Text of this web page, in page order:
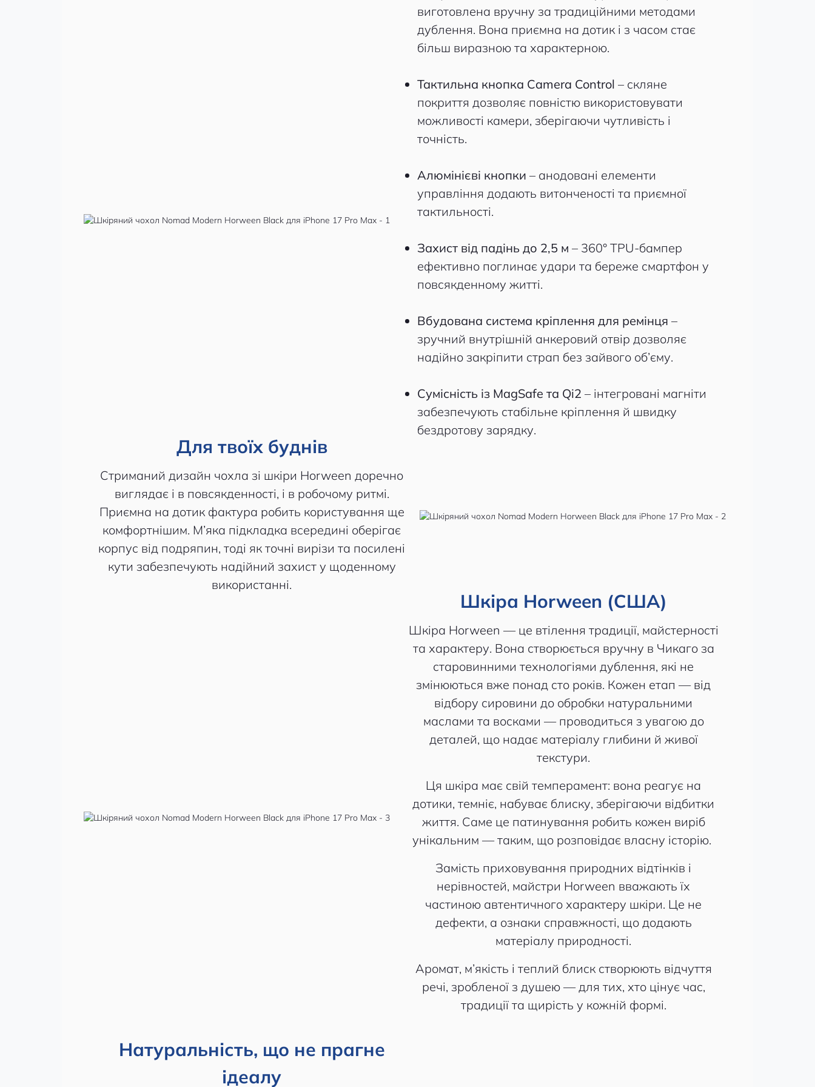
виготовлена вручну за традиційними методами
дублення. Вона приємна на дотик і з часом стає
більш виразною та характерною.
Тактильна кнопка Camera Control – скляне
покриття дозволяє повністю використовувати
можливості камери, зберігаючи чутливість і
точність.
Алюмінієві кнопки – анодовані елементи
управління додають витонченості та приємної
тактильності.
Захист від падінь до 2,5 м – 360° TPU-бампер
ефективно поглинає удари та береже смартфон у
повсякденному житті.
Вбудована система кріплення для ремінця –
зручний внутрішній анкеровий отвір дозволяє
надійно закріпити страп без зайвого об’єму.
Сумісність із MagSafe та Qi2 – інтегровані магніти
забезпечують стабільне кріплення й швидку
бездротову зарядку.
Для твоїх буднів
Стриманий дизайн чохла зі шкіри Horween доречно
виглядає і в повсякденності, і в робочому ритмі.
Приємна на дотик фактура робить користування ще
комфортнішим. М’яка підкладка всередині оберігає
корпус від подряпин, тоді як точні вирізи та посилені
кути забезпечують надійний захист у щоденному
використанні.
Шкіра Horween (США)
Шкіра Horween — це втілення традиції, майстерності
та характеру. Вона створюється вручну в Чикаго за
старовинними технологіями дублення, які не
змінюються вже понад сто років. Кожен етап — від
відбору сировини до обробки натуральними
маслами та восками — проводиться з увагою до
деталей, що надає матеріалу глибини й живої
текстури.
Ця шкіра має свій темперамент: вона реагує на
дотики, темніє, набуває блиску, зберігаючи відбитки
життя. Саме це патинування робить кожен виріб
унікальним — таким, що розповідає власну історію.
Замість приховування природних відтінків і
нерівностей, майстри Horween вважають їх
частиною автентичного характеру шкіри. Це не
дефекти, а ознаки справжності, що додають
матеріалу природності.
Аромат, м’якість і теплий блиск створюють відчуття
речі, зробленої з душею — для тих, хто цінує час,
традиції та щирість у кожній формі.
Натуральність, що не прагне
ідеалу